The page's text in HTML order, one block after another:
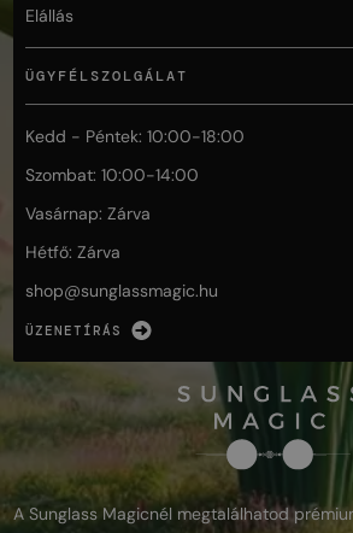
Elállás
ÜGYFÉLSZOLGÁLAT
Kedd - Péntek: 10:00-18:00
Szombat: 10:00-14:00
Vasárnap: Zárva
Hétfő: Zárva
shop@sunglassmagic.hu
ÜZENETÍRÁS
A Sunglass Magicnél megtalálhatod